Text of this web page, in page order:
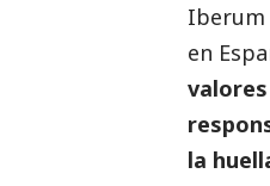
Iberum
en
la